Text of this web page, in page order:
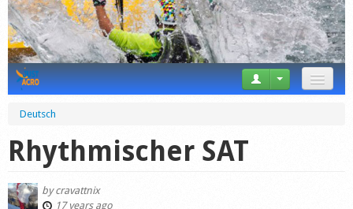
News
Tricks
Videos
Forum
Deutsch
Rhythmischer SAT
bycravattnix
17 years ago